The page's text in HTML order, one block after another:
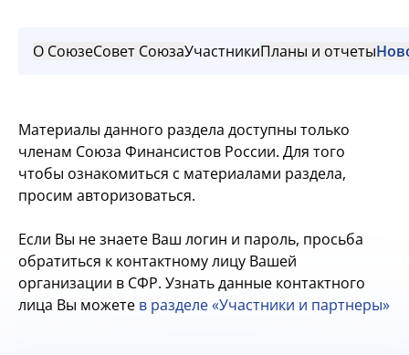
О СоюзеСовет СоюзаУчастникиПланы и отчеты
Материалы данного раздела доступны только
членам Союза Финансистов России. Для того
чтобы ознакомиться с материалами раздела,
просим авторизоваться.
Если Вы не знаете Ваш логин и пароль, просьба
обратиться к контактному лицу Вашей
организации в СФР. Узнать данные контактного
лица Вы можете в разделе «Участники и партнеры»